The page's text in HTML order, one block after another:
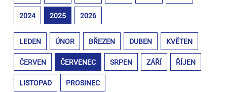
2024 2025 2026
LEDEN ÚNOR BŘEZEN DUBEN KVĚTEN
ČERVEN ČERVENEC SRPEN ZÁŘÍ ŘÍJEN
LISTOPAD PROSINEC